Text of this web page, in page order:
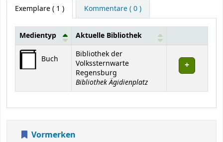
Exemplare( 1 ) Kommentare ( 0 )
Exemplare
Medientyp Aktuelle Bibliothek
Buch
Bibliothek der
Volkssternwarte
Regensburg
Bibliothek Ägidienplatz
Vormerken